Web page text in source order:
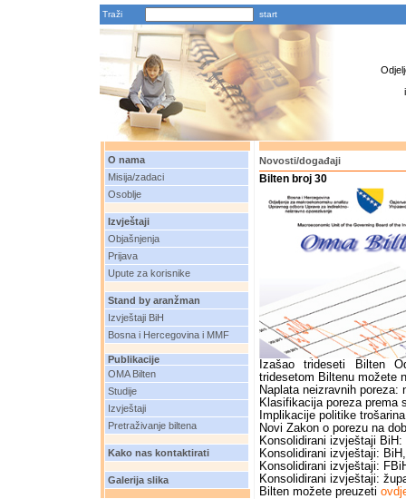
Traži
O nama
Misija/zadaci
Osoblje
Izvještaji
Objašnjenja
Prijava
Upute za korisnike
Stand by aranžman
Izvještaji BiH
Bosna i Hercegovina i MMF
Publikacije
OMA Bilten
Studije
Izvještaji
Pretraživanje biltena
Kako nas kontaktirati
Galerija slika
Novosti/događaji
Bilten broj 30
Izašao trideseti Bilten
tridesetom Biltenu možete
Naplata neizravnih poreza:
Klasifikacija poreza prema
Implikacije politike
Novi Zakon o porezu na
Konsolidirani izvještaji
Konsolidirani izvještaji:
Konsolidirani izvještaji:
Konsolidirani izvještaji:
Bilten možete preuzeti